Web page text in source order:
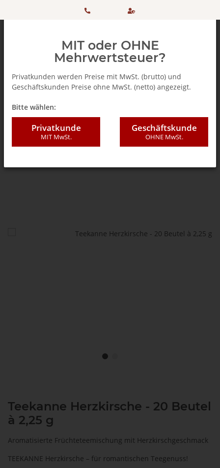
+ 49
506 98
einkaufen
SSL
Teekanne Herzkirsche - 20 Beutel
à 2,25 g
Aromatisierte Früchteteemischung mit Herzkirschgeschmack
TEEKANNE Herzkirsche – für romantischen Teegenuss!
MIT oder OHNE
Mehrwertsteuer?
Privatkunden werden Preise mit MwSt. (brutto) und
Geschäftskunden Preise ohne MwSt. (netto) angezeigt.
Bitte wählen:
Privatkunde
MIT MwSt.
Geschäftskunde
OHNE MwSt.